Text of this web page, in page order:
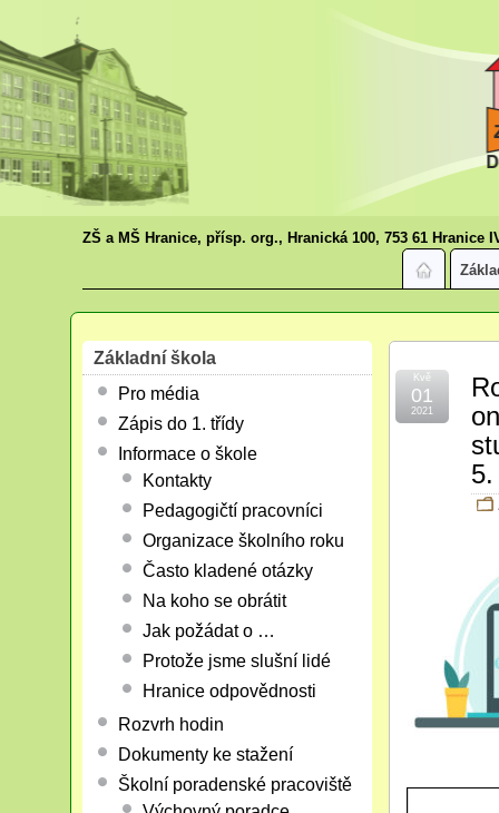
ZŠ a MŠ Hranice, přísp. org., Hranická 100, 753 61 Hranice
Kvě
01
2021
Základní škola
Pro média
Zápis do 1. třídy
Informace o škole
Kontakty
Pedagogičtí pracovníci
Organizace školního roku
Často kladené otázky
Na koho se obrátit
Jak požádat o …
Protože jsme slušní lidé
Hranice odpovědnosti
Rozvrh hodin
Dokumenty ke stažení
Školní poradenské pracoviště